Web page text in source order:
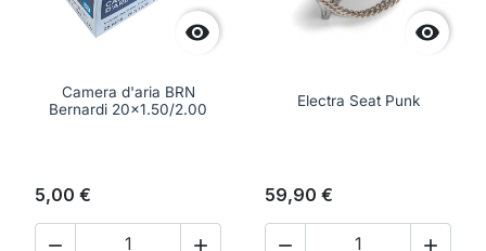

Camera d'aria BRN
Bernardi 20x1.50/2.00
5,00 €
 

Electra Seat Punk
59,90 €
 